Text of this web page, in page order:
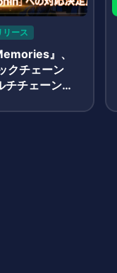
リース
』、
クチェーン
チチェーン対